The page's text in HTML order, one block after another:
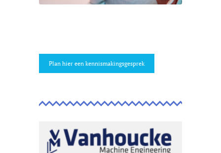
Plan hier een kennismakingsgesprek